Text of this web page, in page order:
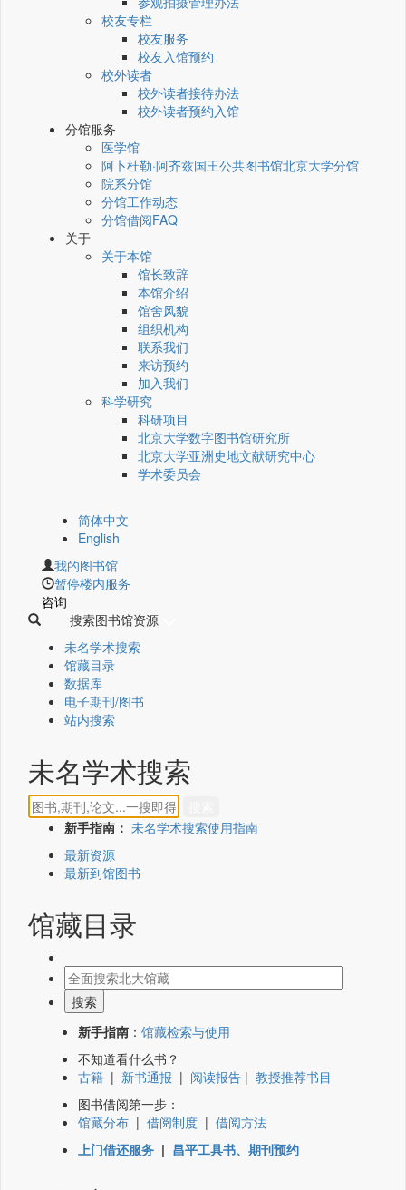
校友专栏
校友服务
校友入馆预约
校外读者
校外读者接待办法
校外读者预约入馆
分馆服务
医学馆
阿卜杜勒·阿齐兹国王公共图书馆北京大学分馆
院系分馆
分馆工作动态
分馆借阅FAQ
关于
关于本馆
馆长致辞
本馆介绍
馆舍风貌
组织机构
联系我们
来访预约
加入我们
科学研究
科研项目
北京大学数字图书馆研究所
北京大学亚洲史地文献研究中心
学术委员会
简体中文
English
我的图书馆
暂停楼内服务
咨询
搜索图书馆资源
未名学术搜索
馆藏目录
数据库
电子期刊/图书
站内搜索
未名学术搜索
新手指南： 未名学术搜索使用指南
最新资源
最新到馆图书
馆藏目录
新手指南 ： 馆藏检索与使用
不知道看什么书？
古籍 | 新书通报 | 阅读报告 | 教授推荐书目
图书借阅第一步：
馆藏分布 | 借阅制度 | 借阅方法
上门借还服务 | 昌平工具书、期刊预约